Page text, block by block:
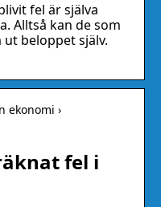
fel är själva
Alltså kan de som
beloppet själv.
ekonomi ›
fel i